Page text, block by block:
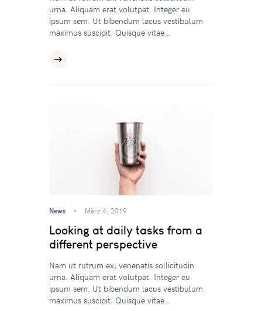
urna. Aliquam erat volutpat. Integer eu
ipsum sem. Ut bibendum lacus vestibulum
maximus suscipit. Quisque vitae…
News März 4, 2019
Looking at daily tasks from a
different perspective
Nam ut rutrum ex, venenatis sollicitudin
urna. Aliquam erat volutpat. Integer eu
ipsum sem. Ut bibendum lacus vestibulum
maximus suscipit. Quisque vitae…